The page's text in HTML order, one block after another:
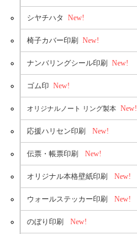
シヤチハタ New!
椅子カバー印刷 New!
ナンバリングシール印刷 New!
ゴム印 New!
オリジナルノート リング製本 New!
応援ハリセン印刷 New!
伝票・帳票印刷 New!
オリジナル本格壁紙印刷 New!
ウォールステッカー印刷 New!
のぼり印刷 New!